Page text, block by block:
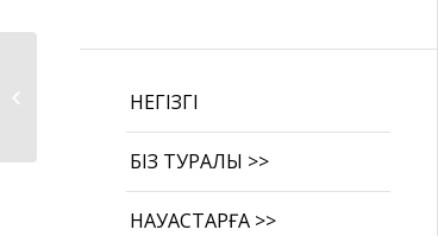
НЕГІЗГІ
БІЗ ТУРАЛЫ >>
НАУҚАСТАРҒА >>
оқушылары арасында